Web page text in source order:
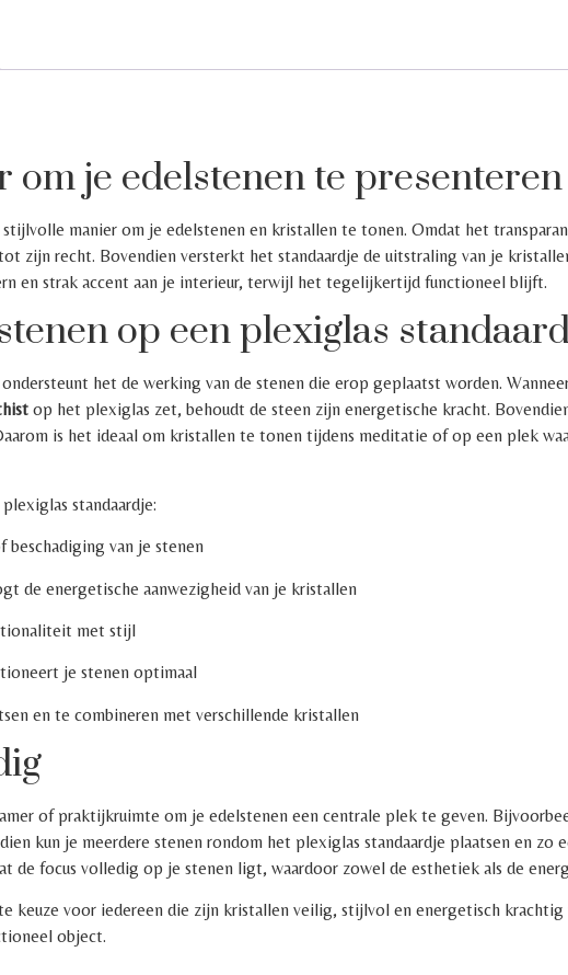
om je edelstenen te presenteren
manier om je edelstenen en kristallen te tonen. Omdat het
zijn recht. Bovendien versterkt het standaardje de uitstraling van je
en strak accent aan je interieur, terwijl het tegelijkertijd functioneel blijft.
op een plexiglas
het de werking van de stenen die erop geplaatst worden.
op het plexiglas zet, behoudt de steen zijn energetische kracht.
is het ideaal om kristallen te tonen tijdens meditatie of op een plek
standaardje:
van je stenen
de energetische aanwezigheid van je kristallen
met stijl
je stenen optimaal
en te combineren met verschillende kristallen
of praktijkruimte om je edelstenen een centrale plek te geven.
kun je meerdere stenen rondom het plexiglas standaardje plaatsen en
de focus volledig op je stenen ligt, waardoor zowel de esthetiek als de
keuze voor iedereen die zijn kristallen veilig, stijlvol en energetisch
object.